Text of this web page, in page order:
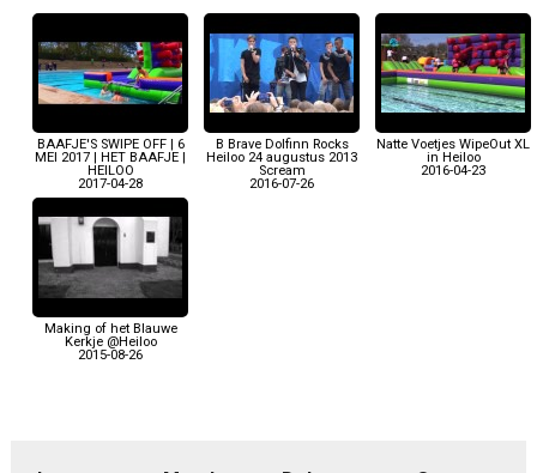
BAAFJE'S SWIPE OFF | 6
MEI 2017 | HET BAAFJE |
HEILOO
2017-04-28
B Brave Dolfinn Rocks
Heiloo 24 augustus 2013
Scream
2016-07-26
Natte Voetjes WipeOut XL
in Heiloo
2016-04-23
Making of het Blauwe
Kerkje @Heiloo
2015-08-26